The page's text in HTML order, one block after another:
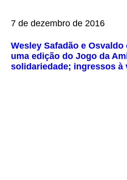
7 de dezembro de 2016
Wesley Safadão e
uma edição do Jogo da
solidariedade; ingressos à